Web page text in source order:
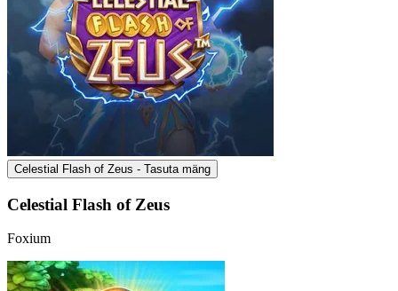
Celestial Flash of Zeus - Tasuta mäng
Celestial Flash of Zeus
Foxium